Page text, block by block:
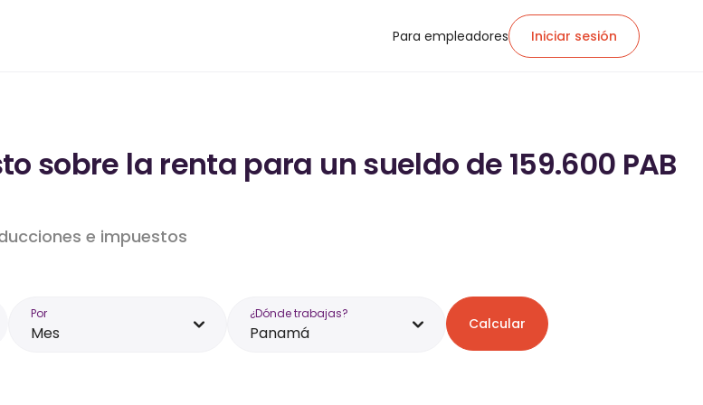
Para empleadores Iniciar sesión
sobre la renta para un sueldo de 159.600 PAB
e impuestos
Por
Mes
¿Dónde trabajas?
Panamá Calcular